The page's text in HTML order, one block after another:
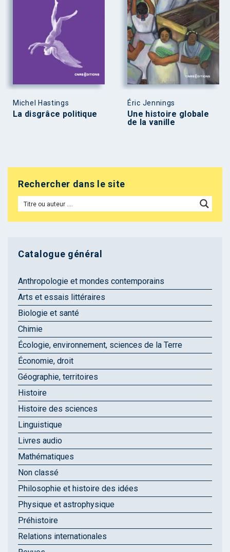
Michel Hastings
La disgrâce politique
Éric Jennings
Une histoire globale
de la vanille
Rechercher dans le site
Catalogue général
Anthropologie et mondes contemporains
Arts et essais littéraires
Biologie et santé
Chimie
Écologie, environnement, sciences de la Terre
Économie, droit
Géographie, territoires
Histoire
Histoire des sciences
Linguistique
Livres audio
Mathématiques
Non classé
Philosophie et histoire des idées
Physique et astrophysique
Préhistoire
Relations internationales